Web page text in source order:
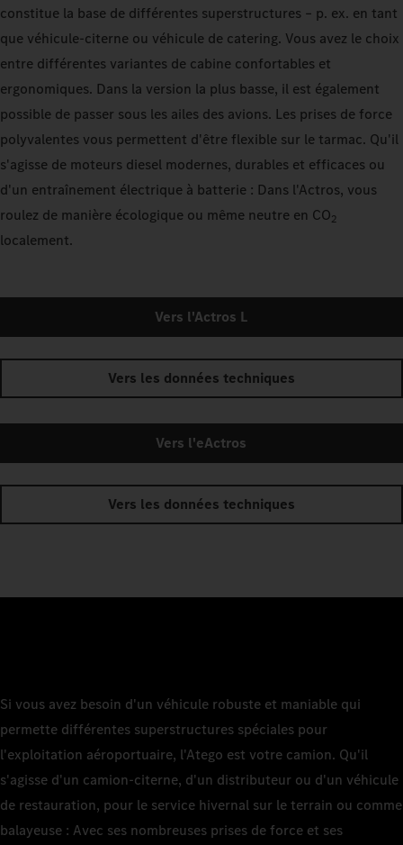
constitue la base de différentes superstructures – p. ex. en tant
que véhicule-citerne ou véhicule de catering. Vous avez le choix
entre différentes variantes de cabine confortables et
ergonomiques. Dans la version la plus basse, il est également
possible de passer sous les ailes des avions. Les prises de force
polyvalentes vous permettent d'être flexible sur le tarmac. Qu'il
s'agisse de moteurs diesel modernes, durables et efficaces ou
d'un entraînement électrique à batterie : Dans l'Actros, vous
roulez de manière écologique ou même neutre en CO2
localement.
Vers l'Actros L
Vers les données techniques
Vers l'eActros
Vers les données techniques
Si vous avez besoin d'un véhicule robuste et maniable qui
permette différentes superstructures spéciales pour
l'exploitation aéroportuaire, l'Atego est votre camion. Qu'il
s'agisse d'un camion-citerne, d'un distributeur ou d'un véhicule
de restauration, pour le service hivernal sur le terrain ou comme
balayeuse : Avec ses nombreuses prises de force et ses